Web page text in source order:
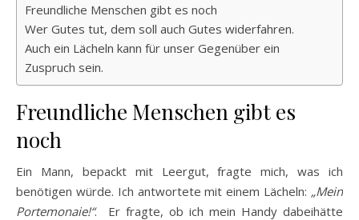
Freundliche Menschen gibt es noch
Wer Gutes tut, dem soll auch Gutes widerfahren.
Auch ein Lächeln kann für unser Gegenüber ein
Zuspruch sein.
Freundliche Menschen gibt es
noch
Ein Mann, bepackt mit Leergut, fragte mich, was ich
benötigen würde. Ich antwortete mit einem Lächeln: „Mein
Portemonaie!“. Er fragte, ob ich mein Handy dabeihätte